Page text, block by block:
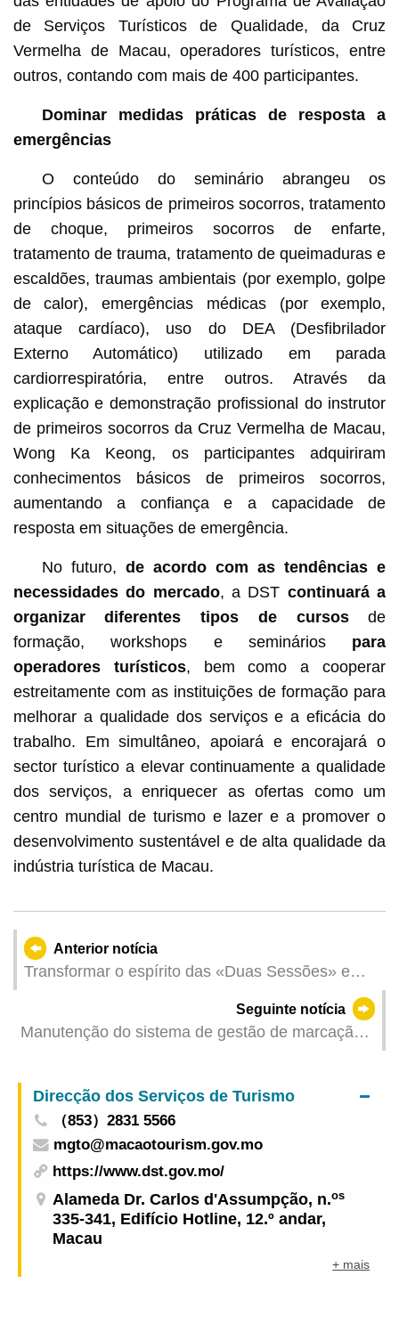
de Serviços Turísticos de Qualidade, da Cruz
Vermelha de Macau, operadores turísticos, entre
outros, contando com mais de 400 participantes.
Dominar medidas práticas de resposta a
emergências
O conteúdo do seminário abrangeu os
princípios básicos de primeiros socorros, tratamento
de choque, primeiros socorros de enfarte,
tratamento de trauma, tratamento de queimaduras e
escaldões, traumas ambientais (por exemplo, golpe
de calor), emergências médicas (por exemplo,
ataque cardíaco), uso do DEA (Desfibrilador
Externo Automático) utilizado em parada
cardiorrespiratória, entre outros. Através da
explicação e demonstração profissional do instrutor
de primeiros socorros da Cruz Vermelha de Macau,
Wong Ka Keong, os participantes adquiriram
conhecimentos básicos de primeiros socorros,
aumentando a confiança e a capacidade de
resposta em situações de emergência.
No futuro, de acordo com as tendências e
necessidades do mercado, a DST continuará a
organizar diferentes tipos de cursosde
formação, workshops e seminários para
operadores turísticos, bem como a cooperar
estreitamente com as instituições de formação para
melhorar a qualidade dos serviços e a eficácia do
trabalho. Em simultâneo, apoiará e encorajará o
sector turístico a elevar continuamente a qualidade
dos serviços, a enriquecer as ofertas como um
centro mundial de turismo e lazer e a promover o
desenvolvimento sustentável e de alta qualidade da
indústria turística de Macau.
Anterior notícia
Transformar o espírito das «Duas Sessões» em
Seguinte notícia
Manutenção do sistema de gestão de marcação
Direcção dos Serviços de Turismo
（853）2831 5566
mgto@macaotourism.gov.mo
https://www.dst.gov.mo/
Alameda Dr. Carlos d'Assumpção, n.os
335-341, Edifício Hotline, 12.º andar,
Macau
+ mais